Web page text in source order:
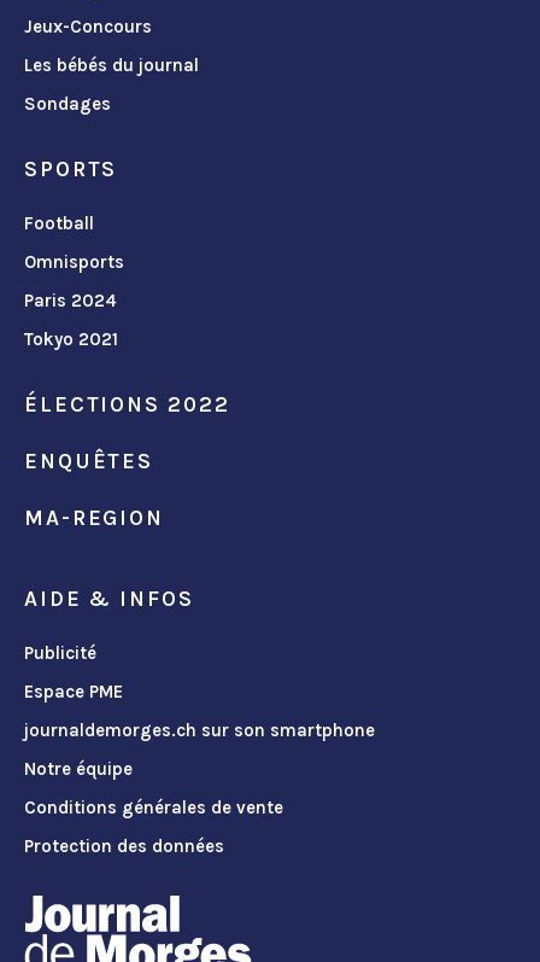
Jeux-Concours
Les bébés du journal
Sondages
SPORTS
Football
Omnisports
Paris 2024
Tokyo 2021
ÉLECTIONS 2022
ENQUÊTES
MA-REGION
AIDE & INFOS
Publicité
Espace PME
journaldemorges.ch sur son smartphone
Notre équipe
Conditions générales de vente
Protection des données